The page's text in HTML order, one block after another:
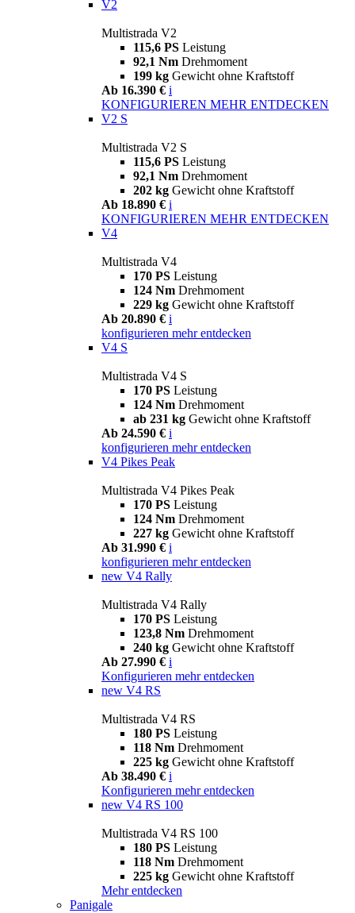
V2
Multistrada V2
115,6 PS Leistung
92,1 Nm Drehmoment
199 kg Gewicht ohne Kraftstoff
Ab 16.390 € i
KONFIGURIEREN MEHR ENTDECKEN
V2 S
Multistrada V2 S
115,6 PS Leistung
92,1 Nm Drehmoment
202 kg Gewicht ohne Kraftstoff
Ab 18.890 € i
KONFIGURIEREN MEHR ENTDECKEN
V4
Multistrada V4
170 PS Leistung
124 Nm Drehmoment
229 kg Gewicht ohne Kraftstoff
Ab 20.890 € i
konfigurieren mehr entdecken
V4 S
Multistrada V4 S
170 PS Leistung
124 Nm Drehmoment
ab 231 kg Gewicht ohne Kraftstoff
Ab 24.590 € i
konfigurieren mehr entdecken
V4 Pikes Peak
Multistrada V4 Pikes Peak
170 PS Leistung
124 Nm Drehmoment
227 kg Gewicht ohne Kraftstoff
Ab 31.990 € i
konfigurieren mehr entdecken
new V4 Rally
Multistrada V4 Rally
170 PS Leistung
123,8 Nm Drehmoment
240 kg Gewicht ohne Kraftstoff
Ab 27.990 € i
Konfigurieren mehr entdecken
new V4 RS
Multistrada V4 RS
180 PS Leistung
118 Nm Drehmoment
225 kg Gewicht ohne Kraftstoff
Ab 38.490 € i
Konfigurieren mehr entdecken
new V4 RS 100
Multistrada V4 RS 100
180 PS Leistung
118 Nm Drehmoment
225 kg Gewicht ohne Kraftstoff
Mehr entdecken
Panigale